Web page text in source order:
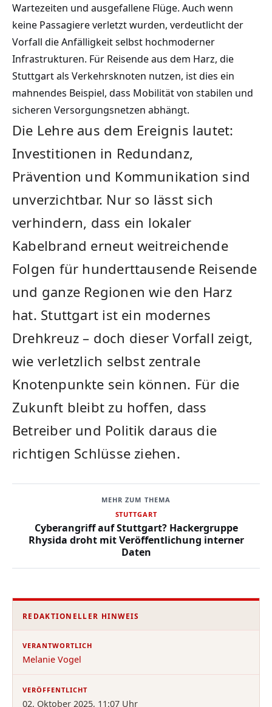
Wartezeiten und ausgefallene Flüge. Auch wenn
keine Passagiere verletzt wurden, verdeutlicht der
Vorfall die Anfälligkeit selbst hochmoderner
Infrastrukturen. Für Reisende aus dem Harz, die
Stuttgart als Verkehrsknoten nutzen, ist dies ein
mahnendes Beispiel, dass Mobilität von stabilen und
sicheren Versorgungsnetzen abhängt.
Die Lehre aus dem Ereignis lautet:
Investitionen in Redundanz,
Prävention und Kommunikation sind
unverzichtbar. Nur so lässt sich
verhindern, dass ein lokaler
Kabelbrand erneut weitreichende
Folgen für hunderttausende Reisende
und ganze Regionen wie den Harz
hat. Stuttgart ist ein modernes
Drehkreuz – doch dieser Vorfall zeigt,
wie verletzlich selbst zentrale
Knotenpunkte sein können. Für die
Zukunft bleibt zu hoffen, dass
Betreiber und Politik daraus die
richtigen Schlüsse ziehen.
MEHR ZUM THEMA
STUTTGART
Cyberangriff auf Stuttgart? Hackergruppe
Rhysida droht mit Veröffentlichung interner
Daten
REDAKTIONELLER HINWEIS
VERANTWORTLICH
Melanie Vogel
VERÖFFENTLICHT
02. Oktober 2025, 11:07 Uhr